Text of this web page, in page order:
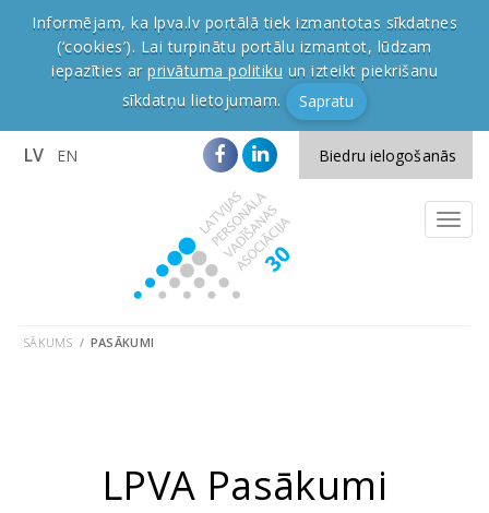
Informējam, ka lpva.lv portālā tiek izmantotas sīkdatnes
(‘cookies’). Lai turpinātu portālu izmantot, lūdzam
iepazīties ar privātuma politiku un izteikt piekrišanu
sīkdatņu lietojumam.
Sapratu
LV EN Biedru ielogošanās
SĀKUMS PASĀKUMI
LPVA Pasākumi